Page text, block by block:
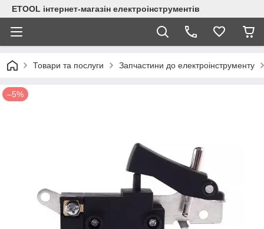
ETOOL інтернет-магазін електроінструментів
Товари та послуги Запчастини до електроінструменту
–5%